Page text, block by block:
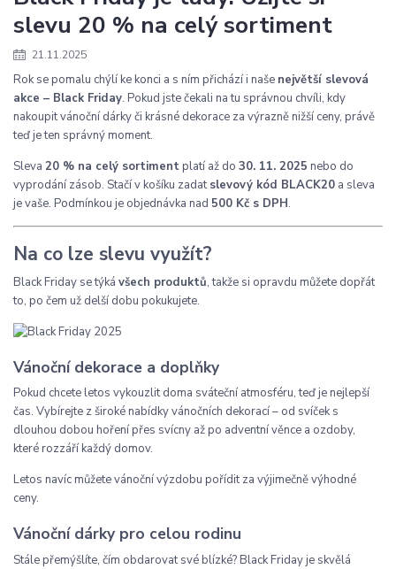
slevu 20 % na celý sortiment
21.11.2025
Rok se pomalu chýlí ke konci a s ním přichází i naše největší slevová
akce – Black Friday. Pokud jste čekali na tu správnou chvíli, kdy
nakoupit vánoční dárky či krásné dekorace za výrazně nižší ceny, právě
teď je ten správný moment.
Sleva 20 % na celý sortiment platí až do 30. 11. 2025 nebo do
vyprodání zásob. Stačí v košíku zadatslevový kód BLACK20 a sleva
je vaše. Podmínkou je objednávka nad 500 Kč s DPH.
Na co lze slevu využít?
Black Friday se týká všech produktů, takže si opravdu můžete dopřát
to, po čem už delší dobu pokukujete.
Vánoční dekorace a doplňky
Pokud chcete letos vykouzlit doma sváteční atmosféru, teď je nejlepší
čas. Vybírejte z široké nabídky vánočních dekorací – od svíček s
dlouhou dobou hoření přes svícny až po adventní věnce a ozdoby,
které rozzáří každý domov.
Letos navíc můžete vánoční výzdobu pořídit za výjimečně výhodné
ceny.
Vánoční dárky pro celou rodinu
Stále přemýšlíte, čím obdarovat své blízké? Black Friday je skvělá